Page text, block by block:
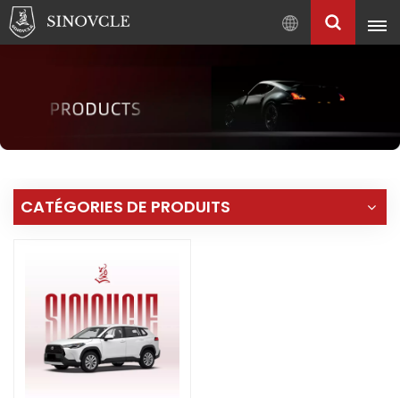
Français
English
Pусский العربية
中
CATÉGORIES DE PRODUITS